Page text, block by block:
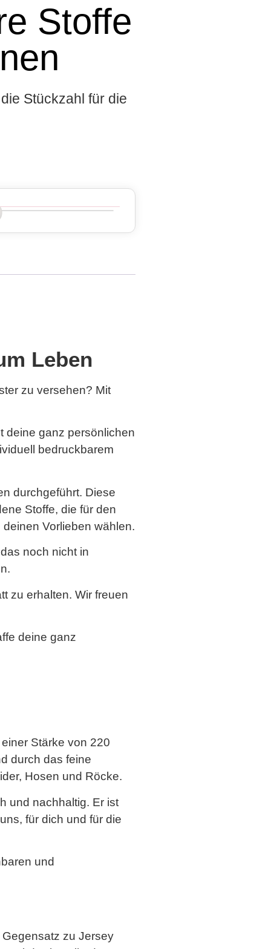
Stoffe
Stückzahl für die
Leben
zu versehen? Mit
deine ganz persönlichen
bedruckbarem
durchgeführt. Diese
Stoffe, die für den
Vorlieben wählen.
noch nicht in
zu erhalten. Wir freuen
deine ganz
Stärke von 220
durch das feine
Hosen und Röcke.
und nachhaltig. Er ist
für dich und für die
und
zu Jersey